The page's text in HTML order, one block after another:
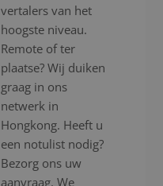
vertalers van het
hoogste niveau.
Remote of ter
plaatse? Wij duiken
graag in ons
netwerk in
Hongkong. Heeft u
een notulist nodig?
Bezorg ons uw
aanvraag. We